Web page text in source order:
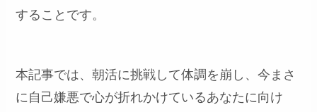
することです。
本記事では、朝活に挑戦して体調を崩し、今まさ
に自己嫌悪で心が折れかけているあなたに向け